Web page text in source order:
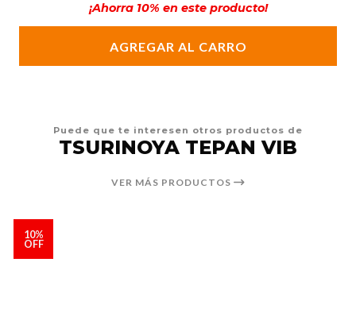
¡Ahorra 10% en este producto!
AGREGAR AL CARRO
Puede que te interesen otros productos de
TSURINOYA TEPAN VIB
VER MÁS PRODUCTOS
10%
OFF